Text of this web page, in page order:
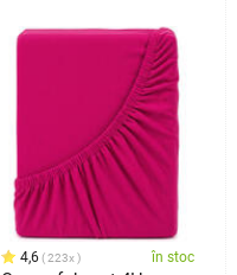
4,6 223x în stoc